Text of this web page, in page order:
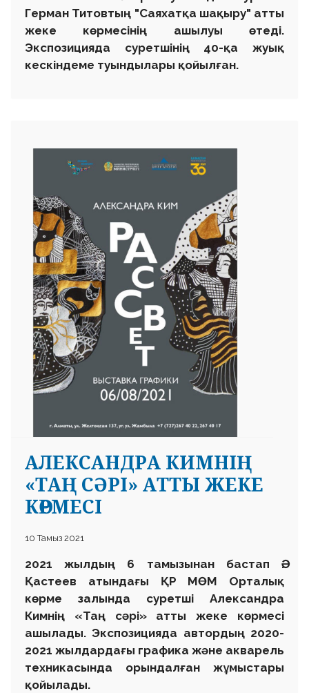
Герман Титовтың "Саяхатқа шақыру" атты
жеке көрмесінің ашылуы өтеді.
Экспозицияда суретшінің 40-қа жуық
кескіндеме туындылары қойылған.
АЛЕКСАНДРА КИМНІҢ
«ТАҢ СӘРІ» АТТЫ ЖЕКЕ
КӨРМЕСІ
10 Тамыз 2021
2021 жылдың 6 тамызынан бастап Ә.
Қастеев атындағы ҚР МӨМ Орталық
көрме залында суретші Александра
Кимнің «Таң сәрі» атты жеке көрмесі
ашылады. Экспозицияда автордың 2020-
2021 жылдардағы графика және акварель
техникасында орындалған жұмыстары
қойылады.